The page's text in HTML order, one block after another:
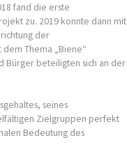
fand die erste
zu. 2019 konnte dann mit
der
Thema „Biene“
Bürger beteiligten sich an der
seines
Zielgruppen perfekt
Bedeutung des